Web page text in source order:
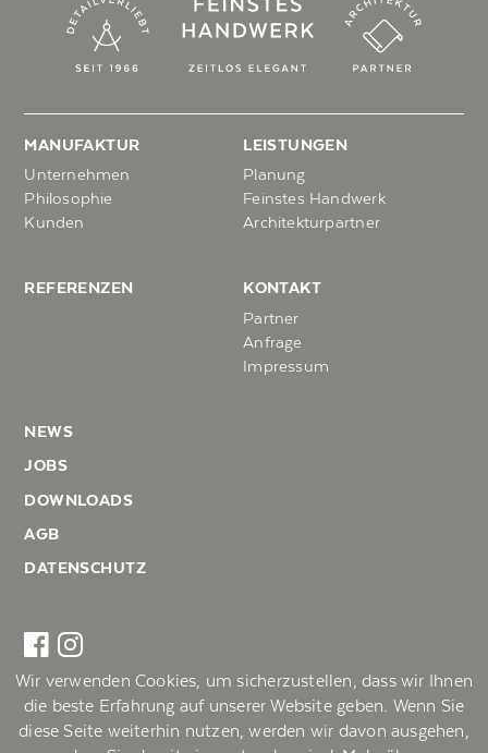
MANUFAKTUR
Unternehmen
Philosophie
Kunden
LEISTUNGEN
Planung
Feinstes Handwerk
Architekturpartner
REFERENZEN
KONTAKT
Partner
Anfrage
Impressum
NEWS
JOBS
DOWNLOADS
AGB
DATENSCHUTZ
ILLMER Holzmanufaktur
Dorf 26, 5452 Pfarrwerfen
T: +43-6466-432-0
Wir verwenden Cookies, um sicherzustellen, dass wir Ihnen
die beste Erfahrung auf unserer Website geben. Wenn Sie
diese Seite weiterhin nutzen, werden wir davon ausgehen,